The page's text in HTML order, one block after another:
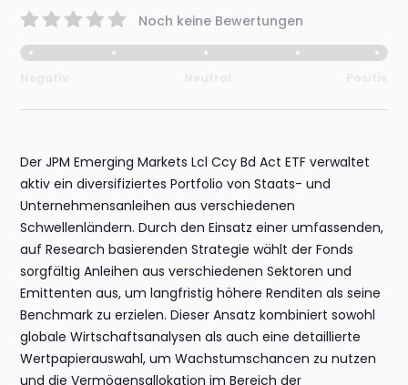
Noch keine Bewertungen
Der JPM Emerging Markets Lcl Ccy Bd Act ETF verwaltet
aktiv ein diversifiziertes Portfolio von Staats- und
Unternehmensanleihen aus verschiedenen
Schwellenländern. Durch den Einsatz einer umfassenden,
auf Research basierenden Strategie wählt der Fonds
sorgfältig Anleihen aus verschiedenen Sektoren und
Emittenten aus, um langfristig höhere Renditen als seine
Benchmark zu erzielen. Dieser Ansatz kombiniert sowohl
globale Wirtschaftsanalysen als auch eine detaillierte
Wertpapierauswahl, um Wachstumschancen zu nutzen
und die Vermögensallokation im Bereich der